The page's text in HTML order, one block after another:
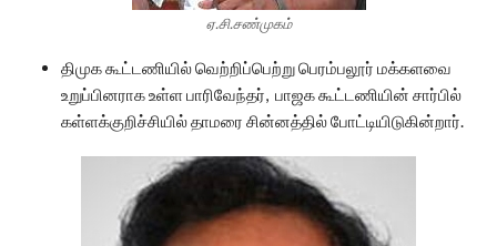
ஏ.சி.சண்முகம்
திமுக கூட்டணியில் வெற்றிப்பெற்று பெரம்பலூர் மக்களவை
உறுப்பினராக உள்ள பாரிவேந்தர், பாஜக கூட்டணியின் சார்பில்
கள்ளக்குறிச்சியில் தாமரை சின்னத்தில் போட்டியிடுகின்றார்.